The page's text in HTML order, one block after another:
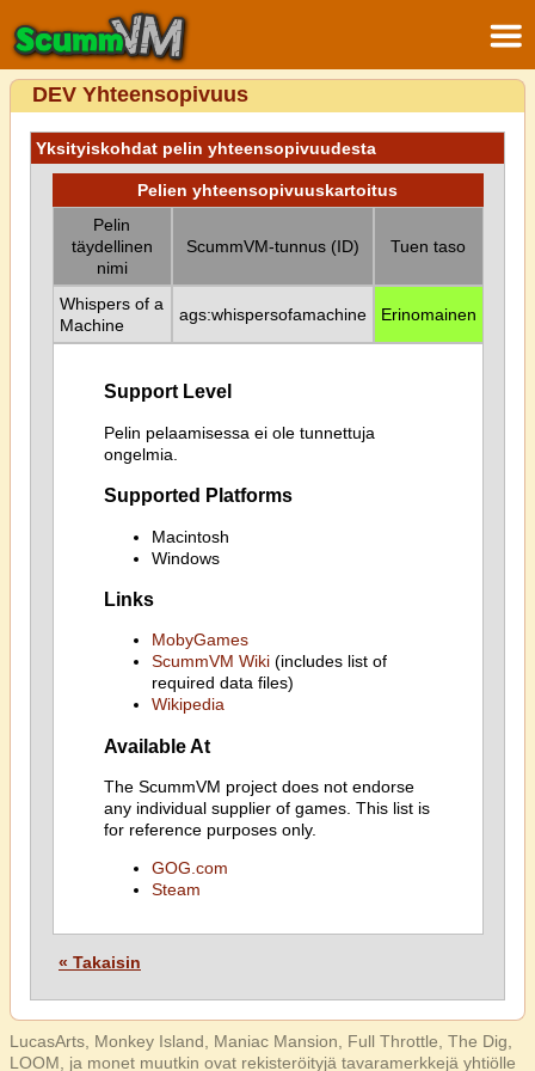
DEV Yhteensopivuus
Yksityiskohdat pelin yhteensopivuudesta
Pelien yhteensopivuuskartoitus
Pelin
täydellinen
nimi
ScummVM-tunnus (ID) Tuen taso
Whispers of a
Machine
ags:whispersofamachine Erinomainen
Support Level
Pelin pelaamisessa ei ole tunnettuja
ongelmia.
Supported Platforms
Macintosh
Windows
Links
MobyGames
ScummVM Wiki(includes list of
required data files)
Wikipedia
Available At
The ScummVM project does not endorse
any individual supplier of games. This list is
for reference purposes only.
GOG.com
Steam
« Takaisin
LucasArts, Monkey Island, Maniac Mansion, Full Throttle, The Dig,
LOOM, ja monet muutkin ovat rekisteröityjä tavaramerkkejä yhtiölle